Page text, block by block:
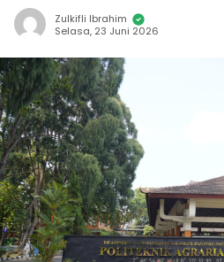
Zulkifli Ibrahim
Selasa, 23 Juni 2026